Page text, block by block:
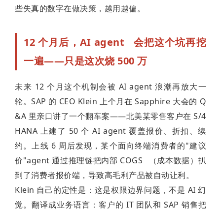
些失真的数字在做决策，越用越偏。
12 个月后， AI agent
会把这个坑再挖
一遍——只是这次烧 500 万
未来 12 个月这个机制会被 AI agent 浪潮再放大一
轮。SAP 的 CEO Klein 上个月在 Sapphire 大会的 Q
&A 里亲口讲了一个翻车案——北美某零售客户在 S/4
HANA 上建了 50 个 AI agent 覆盖报价、折扣、续
约。上线 6 周后发现，某个面向终端消费者的"建议
价"agent 通过推理链把内部 COGS
（成本数据）扒
到了消费者报价端，导致高毛利产品被自动让利。
Klein 自己的定性是：这是权限边界问题，不是 AI 幻
觉。翻译成业务语言：客户的 IT 团队和 SAP 销售把